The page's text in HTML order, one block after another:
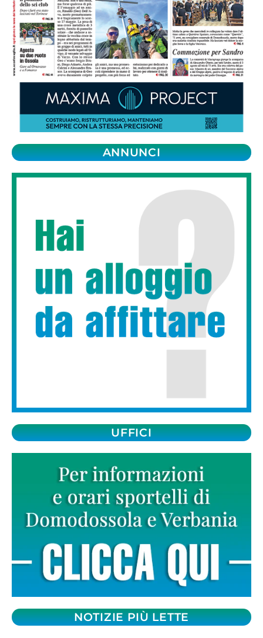
ANNUNCI
UFFICI
NOTIZIE PIÙ LETTE